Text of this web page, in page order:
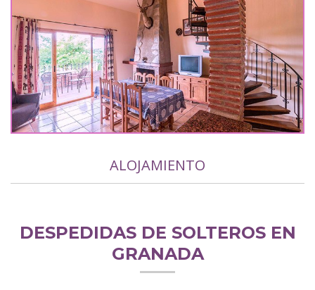
ALOJAMIENTO
DESPEDIDAS DE SOLTEROS EN
GRANADA